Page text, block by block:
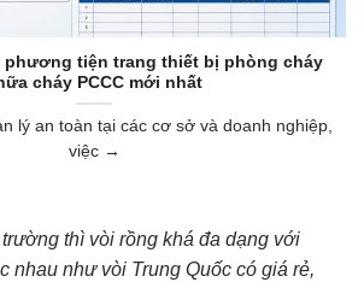
phương tiện trang thiết bị phòng cháy
cháy PCCC mới nhất
lý an toàn tại các cơ sở và doanh nghiệp,
việc →
thì vòi rồng khá đa dạng với
nhau như vòi Trung Quốc có giá rẻ,